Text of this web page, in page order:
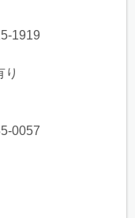
1919
り
0057